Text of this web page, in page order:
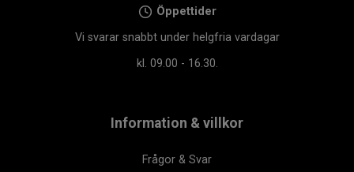
Öppettider
Vi svarar snabbt under helgfria vardagar
kl. 09.00 - 16.30.
Information & villkor
Frågor & Svar